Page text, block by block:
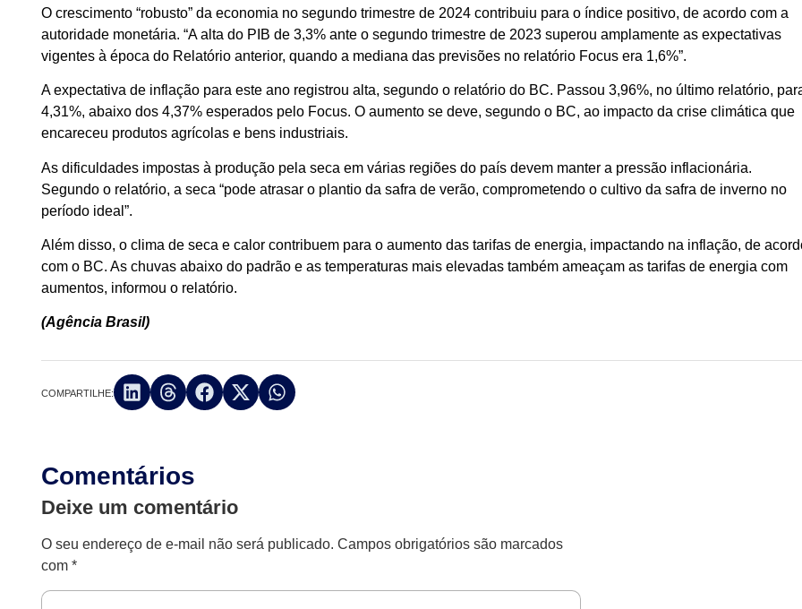
O crescimento “robusto” da economia no segundo trimestre de 2024 contribuiu para o índice positivo, de acordo com a
autoridade monetária. “A alta do PIB de 3,3% ante o segundo trimestre de 2023 superou amplamente as expectativas
vigentes à época do Relatório anterior, quando a mediana das previsões no relatório Focus era 1,6%”.
A expectativa de inflação para este ano registrou alta, segundo o relatório do BC. Passou 3,96%, no último relatório,
4,31%, abaixo dos 4,37% esperados pelo Focus. O aumento se deve, segundo o BC, ao impacto da crise climática que
encareceu produtos agrícolas e bens industriais.
As dificuldades impostas à produção pela seca em várias regiões do país devem manter a pressão inflacionária.
Segundo o relatório, a seca “pode atrasar o plantio da safra de verão, comprometendo o cultivo da safra de inverno no
período ideal”.
Além disso, o clima de seca e calor contribuem para o aumento das tarifas de energia, impactando na inflação, de
com o BC. As chuvas abaixo do padrão e as temperaturas mais elevadas também ameaçam as tarifas de energia com
aumentos, informou o relatório.
(Agência Brasil)
COMPARTILHE:
Comentários
Deixe um comentário
O seu endereço de e-mail não será publicado. Campos obrigatórios são marcados
com*